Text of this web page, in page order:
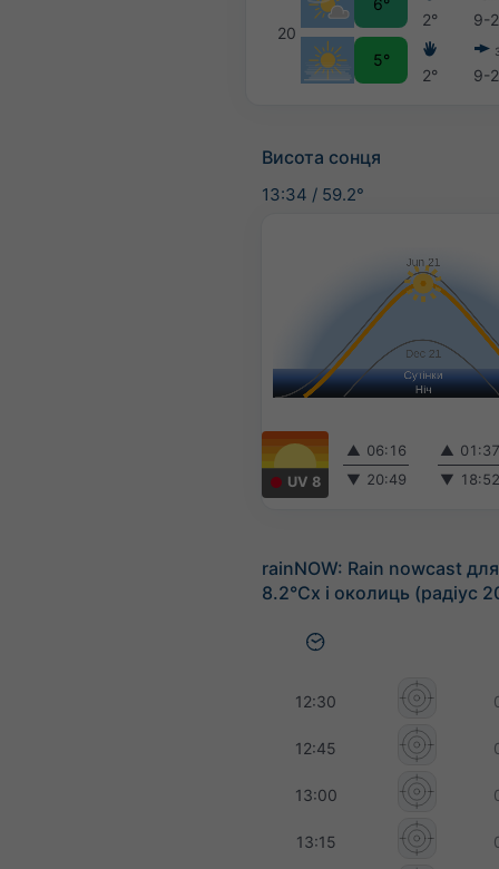
20
6°
5°
2°
2°
9-
9-
Висота сонця
13:34 / 59.2°
UV 8
▲ 06:16
▼ 20:49
▲
▼
rainNOW: Rain nowcast
8.2°Сх і околиць (радіус
12:30
12:45
13:00
13:15